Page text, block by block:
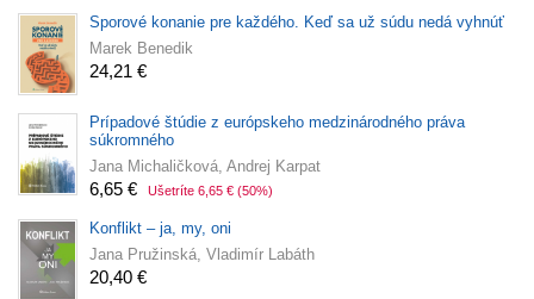
Sporové konanie pre každého. Keď sa už súdu nedá vyhnúť
Marek Benedik
24,21 €
Prípadové štúdie z európskeho medzinárodného práva
súkromného
Jana Michaličková, Andrej Karpat
6,65 € Ušetríte 6,65 € (50%)
Konflikt – ja, my, oni
Jana Pružinská, Vladimír Labáth
20,40 €